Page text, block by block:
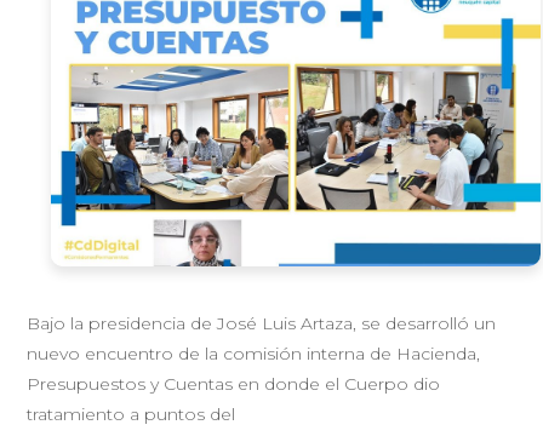
Bajo la presidencia de José Luis Artaza, se desarrolló un
nuevo encuentro de la comisión interna de Hacienda,
Presupuestos y Cuentas en donde el Cuerpo dio
tratamiento a puntos del